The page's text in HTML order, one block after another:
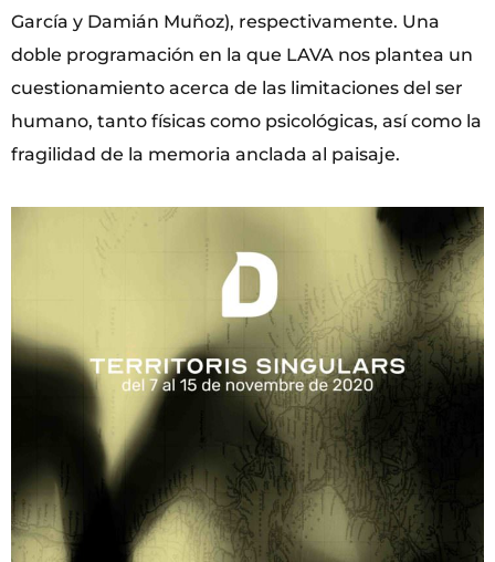
García y Damián Muñoz), respectivamente. Una
doble programación en la que LAVA nos plantea un
cuestionamiento acerca de las limitaciones del ser
humano, tanto físicas como psicológicas, así como la
fragilidad de la memoria anclada al paisaje.